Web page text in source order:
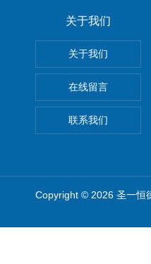
关于我们
关于我们
在线留言
联系我们
Copyright © 2026 圣一恒